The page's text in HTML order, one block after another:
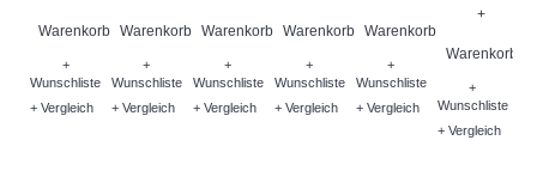
Warenkorb
+
Wunschliste
+ Vergleich
Warenkorb
+
Wunschliste
+ Vergleich
Warenkorb
+
Wunschliste
+ Vergleich
Warenkorb
+
Wunschliste
+ Vergleich
Warenkorb
+
Wunschliste
+ Vergleich
+
Warenkorb
+
Wunschliste
+ Vergleich